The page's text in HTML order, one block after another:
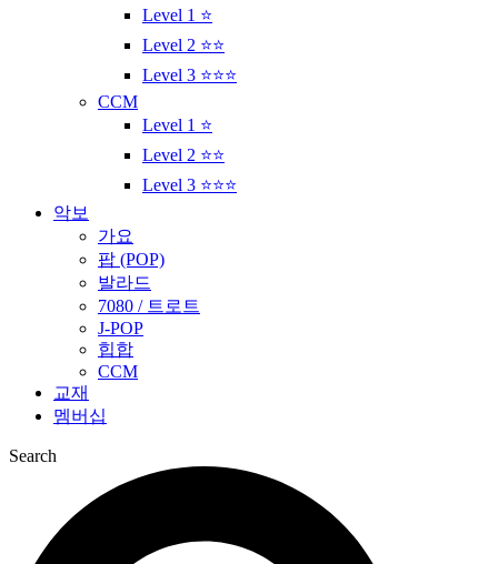
Level 1 ⭐
Level 2 ⭐⭐
Level 3 ⭐⭐⭐
CCM
Level 1 ⭐
Level 2 ⭐⭐
Level 3 ⭐⭐⭐
악보
가요
팝 (POP)
발라드
7080 / 트로트
J-POP
힙합
CCM
교재
멤버십
Search